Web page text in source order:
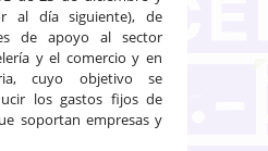
al día siguiente), de
de apoyo al sector
y el comercio y en
cuyo objetivo se
los gastos fijos de
soportan empresas y